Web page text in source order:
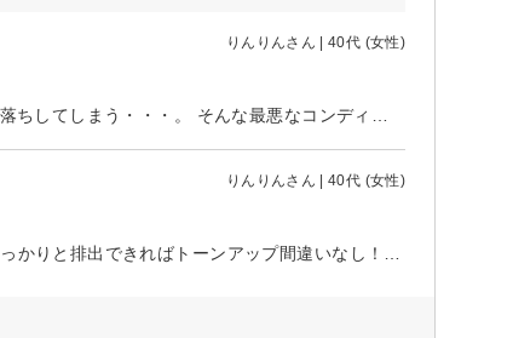
りんりんさん | 40代 (女性)
りんりんさん | 40代 (女性)